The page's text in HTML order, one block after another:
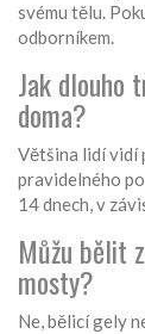
svému tělu.
odborníkem.
Jak dlouho
doma?
Většina lidí vidí
pravidelného
14 dnech, v
Můžu bělit
mosty?
Ne, bělicí gely